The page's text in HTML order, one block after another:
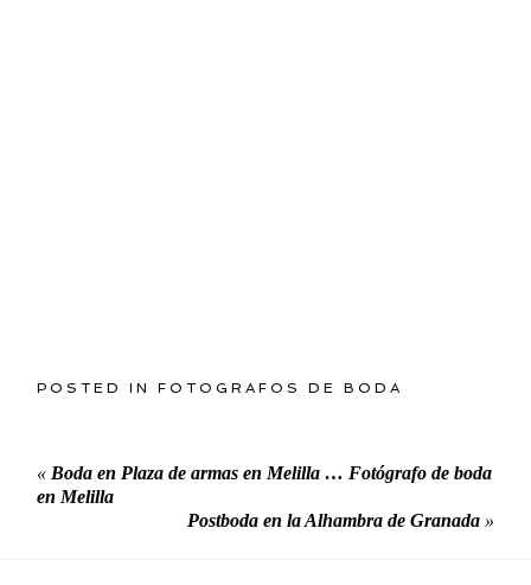
POSTED INFOTOGRAFOS DE BODA
« Boda en Plaza de armas en Melilla … Fotógrafo de boda
en Melilla
Postboda en la Alhambra de Granada »